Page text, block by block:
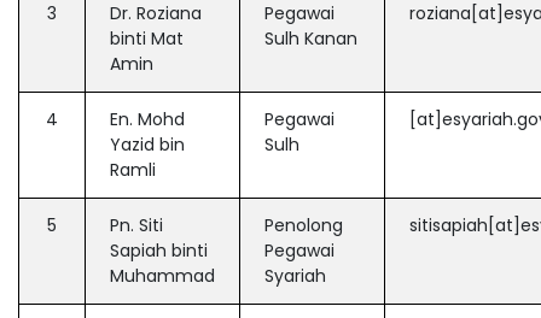
3
Dr. Roziana
binti Mat
Amin
Pegawai
Sulh Kanan
4
En. Mohd
Yazid bin
Ramli
Pegawai
Sulh
5
Pn. Siti
Sapiah binti
Muhammad
Penolong
Pegawai
Syariah